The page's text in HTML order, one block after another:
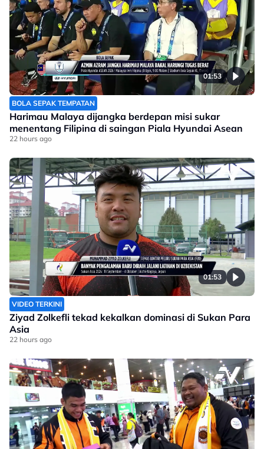
01:53
BOLA SEPAK TEMPATAN
Harimau Malaya dijangka berdepan misi sukar
menentang Filipina di saingan Piala Hyundai Asean
22 hours ago
01:53
VIDEO TERKINI
Ziyad Zolkefli tekad kekalkan dominasi di Sukan Para
Asia
22 hours ago